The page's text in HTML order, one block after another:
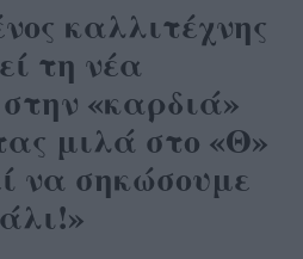
καλλιτέχνης
τη νέα
«καρδιά»
μιλά στο «Θ»
να σηκώσουμε